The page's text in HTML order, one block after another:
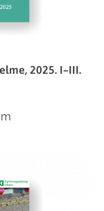
2025. I–III.